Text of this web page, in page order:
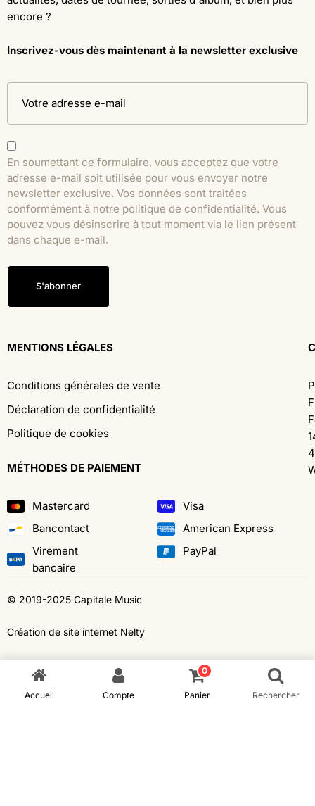
encore ?
Inscrivez-vous dès maintenant à la newsletter exclusive
En soumettant ce formulaire, vous acceptez que votre
adresse e-mail soit utilisée pour vous envoyer notre
newsletter exclusive. Vos données sont traitées
conformément à notre politique de confidentialité. Vous
pouvez vous désinscrire à tout moment via le lien présent
dans chaque e-mail.
S'abonner
MENTIONS LÉGALES
Conditions générales de vente
Déclaration de confidentialité
Politique de cookies
MÉTHODES DE PAIEMENT
Mastercard
Bancontact
Virement
bancaire
Visa
American Express
PayPal
© 2019-2025 Capitale Music
Création de site internet Nelty
Accueil Compte
0
Panier Rechercher